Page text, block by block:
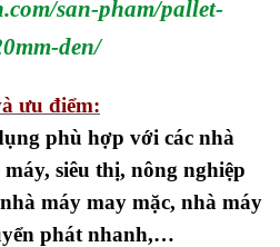
san-pham/pallet-
den/
ưu điểm:
phù hợp với các nhà
siêu thị, nông nghiệp
máy may mặc, nhà máy
phát nhanh,…